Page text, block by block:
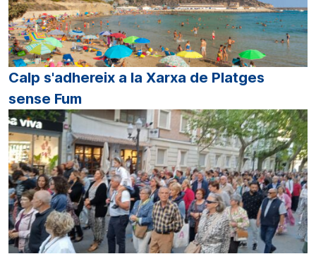
Calp s'adhereix a la Xarxa de Platges
sense Fum